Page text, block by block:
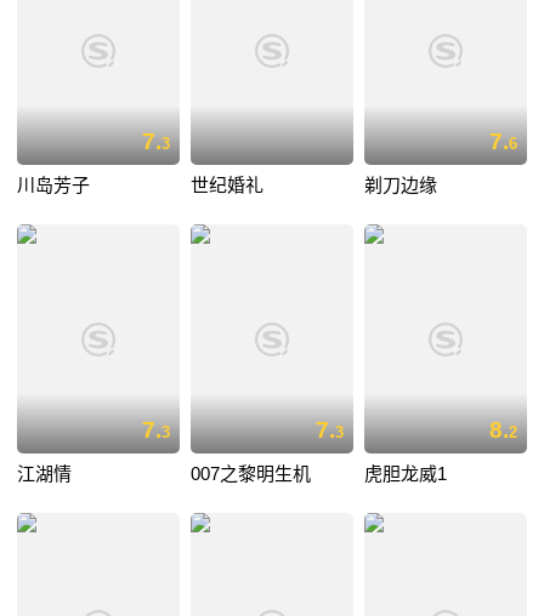
7.3
川岛芳子 世纪婚礼
7.6
剃刀边缘
7.3
江湖情
7.3
007之黎明生机
8.2
虎胆龙威1